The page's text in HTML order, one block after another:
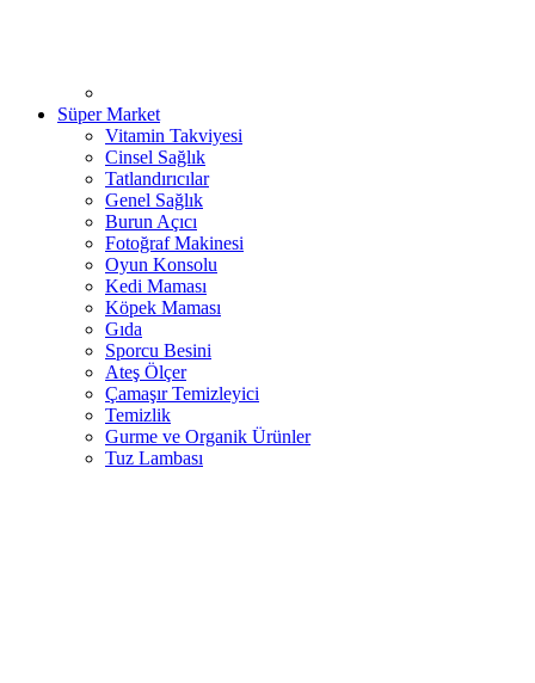
Süper Market
Vitamin Takviyesi
Cinsel Sağlık
Tatlandırıcılar
Genel Sağlık
Burun Açıcı
Fotoğraf Makinesi
Oyun Konsolu
Kedi Maması
Köpek Maması
Gıda
Sporcu Besini
Ateş Ölçer
Çamaşır Temizleyici
Temizlik
Gurme ve Organik Ürünler
Tuz Lambası